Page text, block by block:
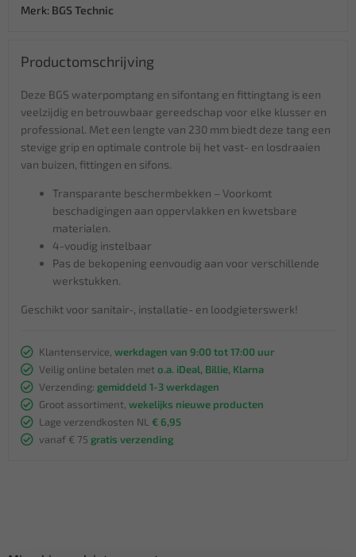
Merk: BGS Technic
Productomschrijving
Deze BGS waterpomptang en sifontang en fittingtang is een
veelzijdig en betrouwbaar gereedschap voor elke klusser en
professional. Met een lengte van 230 mm biedt deze tang een
stevige grip en optimale controle bij het vast- en losdraaien
van buizen, fittingen en sifons.
Transparante beschermbekken – Voorkomt
beschadigingen aan oppervlakken en kwetsbare
materialen.
4-voudig instelbaar
Pas de bekopening eenvoudig aan voor verschillende
werkstukken.
Geschikt voor sanitair-, installatie- en loodgieterswerk!
Klantenservice, werkdagen van 9:00 tot 17:00 uur
Veilig online betalen met o.a. iDeal, Billie, Klarna
Verzending: gemiddeld 1-3 werkdagen
Groot assortiment, wekelijks nieuwe producten
Lage verzendkosten NL € 6,95
vanaf € 75 gratis verzending